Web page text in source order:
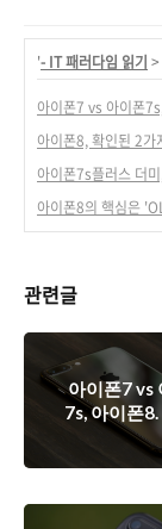
'- IT 패러다임 읽기 >
아이폰7 vs 아이폰
관련글
아이폰7 vs
7s, 아이폰
달라질